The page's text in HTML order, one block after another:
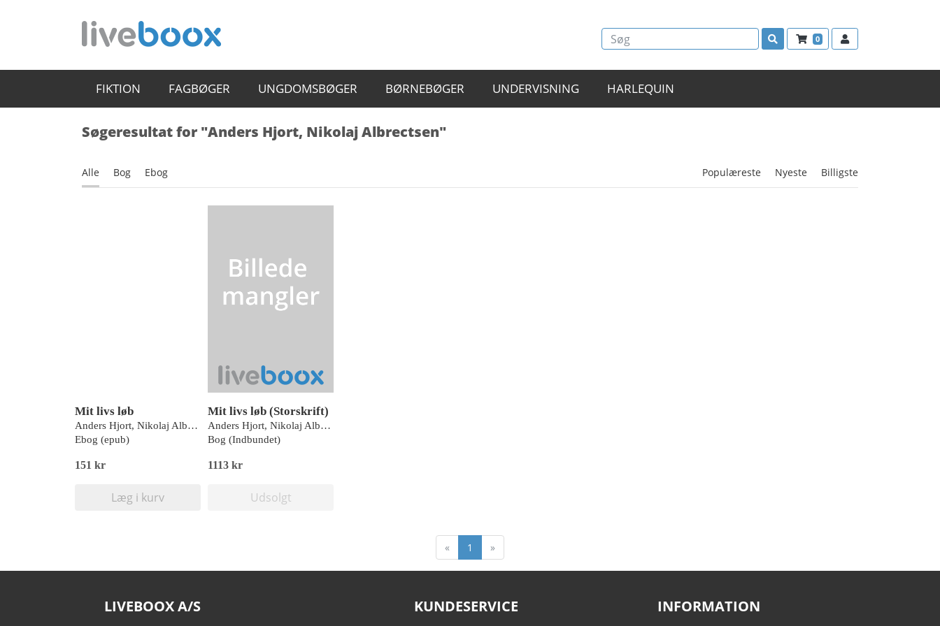
0
FIKTION FAGBØGER UNGDOMSBØGER BØRNEBØGER UNDERVISNING HARLEQUIN
Søgeresultat for "Anders Hjort, Nikolaj Albrectsen"
Alle Bog Ebog Populæreste Nyeste Billigste
Mit livs løb
Anders Hjort, Nikolaj Albrectsen
Ebog (epub)
151 kr
Læg i kurv
Mit livs løb (Storskrift)
Anders Hjort, Nikolaj Albrectsen
Bog (Indbundet)
1113 kr
Udsolgt
« 1 »
LIVEBOOX A/S KUNDESERVICE INFORMATION